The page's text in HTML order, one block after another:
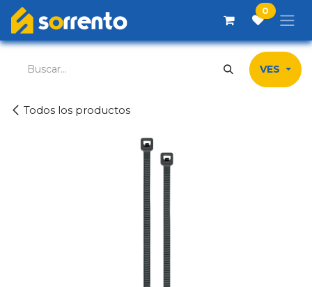
Ir al contenido 0
Todos los productos
VES